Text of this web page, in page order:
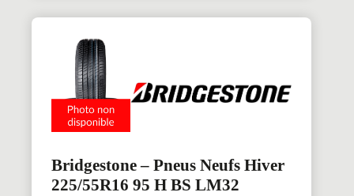
Bridgestone – Pneus Neufs Hiver
225/55R16 95 H BS LM32